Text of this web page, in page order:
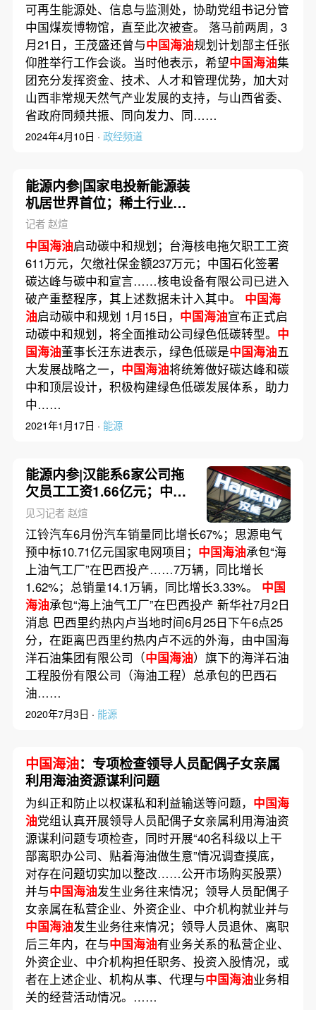
可再生能源处、信息与监测处，协助党组书记分管
中国煤炭博物馆，直至此次被查。 落马前两周，3
月21日，王茂盛还曾与中国海油规划计划部主任张
仰胜举行工作会谈。当时他表示，希望中国海油集
团充分发挥资金、技术、人才和管理优势，加大对
山西非常规天然气产业发展的支持，与山西省委、
省政府同频共振、同向发力、同……
2024年4月10日 · 政经频道
能源内参|国家电投新能源装
机居世界首位；稀土行业迎
首部法规 工信部公开征求意
见
记者 赵煊
中国海油启动碳中和规划；台海核电拖欠职工工资
611万元，欠缴社保金额237万元；中国石化签署
碳达峰与碳中和宣言……核电设备有限公司已进入
破产重整程序，其上述数据未计入其中。 中国海
油启动碳中和规划 1月15日， 中国海油宣布正式启
动碳中和规划，将全面推动公司绿色低碳转型。 中
国海油董事长汪东进表示，绿色低碳是中国海油五
大发展战略之一， 中国海油将统筹做好碳达峰和碳
中和顶层设计，积极构建绿色低碳发展体系，助力
中……
2021年1月17日 · 能源
能源内参|汉能系6家公司拖
欠员工工资1.66亿元；中国
铝业三条氧化铝产线实行弹
性生产
见习记者 赵煊
江铃汽车6月份汽车销量同比增长67%；思源电气
预中标10.71亿元国家电网项目； 中国海油承包“海
上油气工厂”在巴西投产……7万辆，同比增长
1.62%；总销量14.1万辆，同比增长3.33%。 中国
海油承包“海上油气工厂”在巴西投产 新华社7月2日
消息 巴西里约热内卢当地时间6月25日下午6点25
分，在距离巴西里约热内卢不远的外海，由中国海
洋石油集团有限公司（中国海油）旗下的海洋石油
工程股份有限公司（海油工程）总承包的巴西石
油……
2020年7月3日 · 能源
中国海油：专项检查领导人员配偶子女亲属
利用海油资源谋利问题
为纠正和防止以权谋私和利益输送等问题， 中国海
油党组认真开展领导人员配偶子女亲属利用海油资
源谋利问题专项检查，同时开展“40名科级以上干
部离职办公司、贴着海油做生意”情况调查摸底，
对存在问题切实加以整改……公开市场购买股票）
并与中国海油发生业务往来情况；领导人员配偶子
女亲属在私营企业、外资企业、中介机构就业并与
中国海油发生业务往来情况；领导人员退休、离职
后三年内，在与中国海油有业务关系的私营企业、
外资企业、中介机构担任职务、投资入股情况，或
者在上述企业、机构从事、代理与中国海油业务相
关的经营活动情况。……